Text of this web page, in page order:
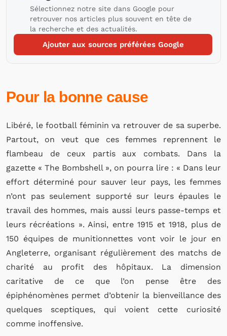
Sélectionnez notre site dans Google pour
retrouver nos articles plus souvent en tête de
la recherche et des actualités.
Ajouter aux sources préférées Google
Pour la bonne cause
Libéré, le football féminin va retrouver de sa superbe.
Partout, on veut que ces femmes reprennent le
flambeau de ceux partis aux combats. Dans la
gazette « The Bombshell », on pourra lire : « Dans leur
effort déterminé pour sauver leur pays, les femmes
n’ont pas seulement supporté sur leurs épaules le
travail des hommes, mais aussi leurs passe-temps et
leurs récréations ». Ainsi, entre 1915 et 1918, plus de
150 équipes de munitionnettes vont voir le jour en
Angleterre, organisant régulièrement des matchs de
charité au profit des hôpitaux. La dimension
caritative de ce que l’on pense être des
épiphénomènes permet d’obtenir la bienveillance des
quelques sceptiques, qui voient cette curiosité
comme inoffensive.